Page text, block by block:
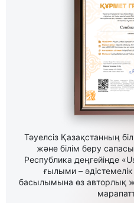
Тәуелсіз Қазақстанның
және білім беру
Республика деңгейінде
ғылыми –
басылымына өз авторлық